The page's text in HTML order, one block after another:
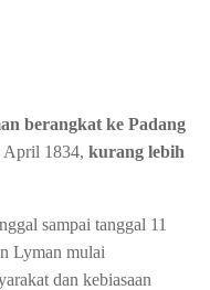
berangkat ke Padang
April 1834, kurang lebih
sampai tanggal 11
Lyman mulai
dan kebiasaan